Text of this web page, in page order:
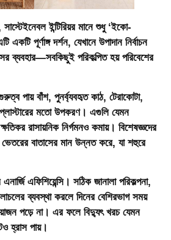
সাস্টেইনেবল ইন্টিরিয়র মানে শুধু ‘ইকো-
একটি পূর্ণাঙ্গ দর্শন, যেখানে উপাদান নির্বাচন
ব্যবহার—সবকিছুই পরিকল্পিত হয় পরিবেশের
পায় বাঁশ, পুনর্ব্যবহৃত কাঠ, টেরাকোটা,
মতো উপকরণ। এগুলি যেমন
রাসায়নিক নির্গমনও কমায়। বিশেষজ্ঞদের
বাতাসের মান উন্নত করে, যা শহুরে
এফিশিয়েন্সি। সঠিক জানালা পরিকল্পনা,
ব্যবস্থা করলে দিনের বেশিরভাগ সময়
পড়ে না। এর ফলে বিদ্যুৎ খরচ যেমন
হ্রাস পায়।